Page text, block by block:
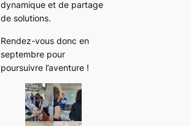
dynamique et de partage
de solutions.
Rendez-vous donc en
septembre pour
poursuivre l’aventure !